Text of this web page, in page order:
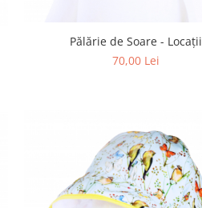
Pălărie de Soare - Locații
70,00 Lei